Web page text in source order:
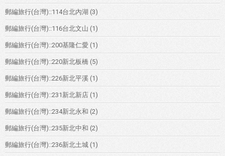
郵編旅行(台灣)::114台北內湖 (3)
郵編旅行(台灣)::116台北文山 (1)
郵編旅行(台灣)::200基隆仁愛 (1)
郵編旅行(台灣)::220新北板橋 (5)
郵編旅行(台灣)::226新北平溪 (1)
郵編旅行(台灣)::231新北新店 (1)
郵編旅行(台灣)::234新北永和 (2)
郵編旅行(台灣)::235新北中和 (2)
郵編旅行(台灣)::236新北土城 (1)